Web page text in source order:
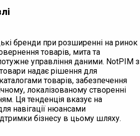
бренди при розширенні на ринок
товарів, мита та
управління даними. NotPIM з
надає рішення для
товарів, забезпечення
локалізованому створенні
Ця тенденція вказує на
навігації нюансами
бізнесу в цьому шляху.